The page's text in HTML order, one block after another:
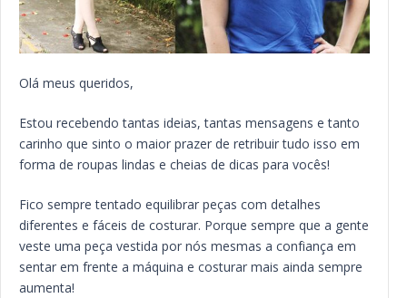
Olá meus queridos,
Estou recebendo tantas ideias, tantas mensagens e tanto
carinho que sinto o maior prazer de retribuir tudo isso em
forma de roupas lindas e cheias de dicas para vocês!
Fico sempre tentado equilibrar peças com detalhes
diferentes e fáceis de costurar. Porque sempre que a gente
veste uma peça vestida por nós mesmas a confiança em
sentar em frente a máquina e costurar mais ainda sempre
aumenta!